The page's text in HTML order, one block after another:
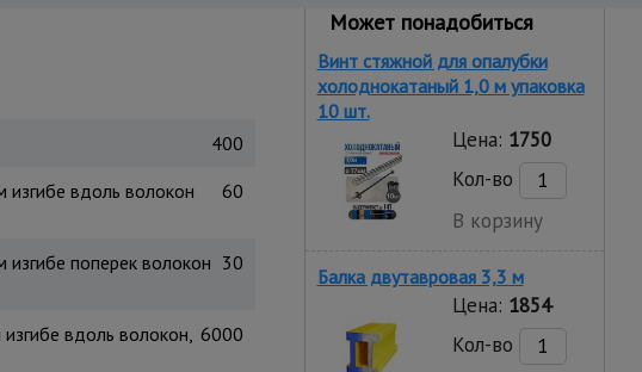
400
изгибе вдоль волокон
60
поперек волокон 30
вдоль волокон, 6000
Может понадобиться
Винт стяжной для опалубки
холоднокатаный 1,0 м упаковка
10 шт.
Цена: 1750
Кол-во
В корзину
Балка двутавровая 3,3 м
Цена: 1854
Кол-во